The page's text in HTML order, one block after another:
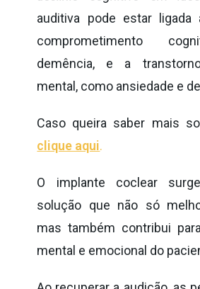
auditiva pode estar ligada
comprometimento
demência, e a
mental, como ansiedade e
Caso queira saber mais
clique aqui.
O implante coclear
solução que não só
mas também contribui
mental e emocional do